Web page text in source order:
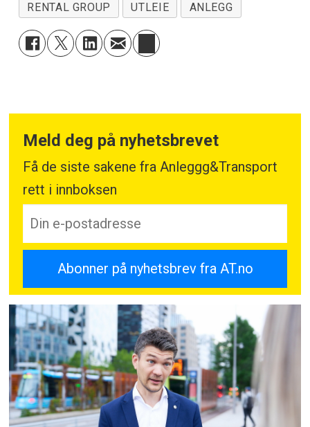
RENTAL GROUP
UTLEIE ANLEGG
Meld deg på nyhetsbrevet
Få de siste sakene fra Anleggg&Transport
rett i innboksen